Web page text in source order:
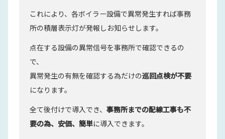
これにより、各ボイラー設備で異常発生すれば事務
所の積層表示灯が発報しお知らせします。
点在する設備の異常信号を事務所で確認できるの
で、
異常発生の有無を確認する為だけの巡回点検が不要
になります。
全て後付けで導入でき、事務所までの配線工事も不
要の為、安価、簡単に導入できます。